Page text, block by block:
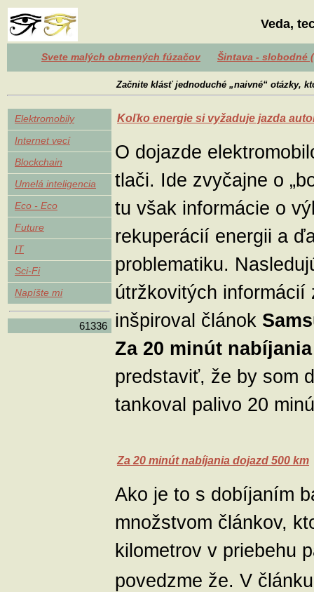
Veda,
Svete malých obrnených fúzačov Šintava - slobodné
Začnite klásť jednoduché „naivné“ otázky,
Elektromobily
Internet vecí
Blockchain
Umelá inteligencia
Eco - Eco
Future
IT
Sci-Fi
Napíšte mi
61336
Koľko energie si vyžaduje jazda
O dojazde
tlači. Ide zvyčajne o
tu však informácie o
rekuperácií energii a
problematiku.
útržkovitých informácií
inšpiroval článok
Za 20 minút
predstaviť, že by som
tankoval palivo 20
Za 20 minút nabíjania dojazd 500 km
Ako je to s dobíjaním
množstvom článkov,
kilometrov v priebehu
povedzme že. V